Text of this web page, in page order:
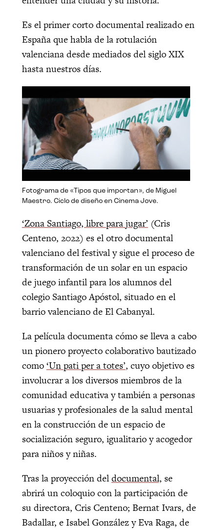
Es el primer corto documental realizado en
España que habla de la rotulación
valenciana desde mediados del siglo XIX
hasta nuestros días.
Fotograma de «Tipos que importan», de Miguel
Maestro. Ciclo de diseño en Cinema Jove.
‘Zona Santiago, libre para jugar’(Cris
Centeno, 2022) es el otro documental
valenciano del festival y sigue el proceso de
transformación de un solar en un espacio
de juego infantil para los alumnos del
colegio Santiago Apóstol, situado en el
barrio valenciano de El Cabanyal.
La película documenta cómo se lleva a cabo
un pionero proyecto colaborativo bautizado
como‘Un pati per a totes’, cuyo objetivo es
involucrar a los diversos miembros de la
comunidad educativa y también a personas
usuarias y profesionales de la salud mental
en la construcción de un espacio de
socialización seguro, igualitario y acogedor
para niños y niñas.
Tras la proyección deldocumental, se
abrirá un coloquio con la participación de
su directora, Cris Centeno; Bernat Ivars, de
Badallar, e Isabel González y Eva Raga, de